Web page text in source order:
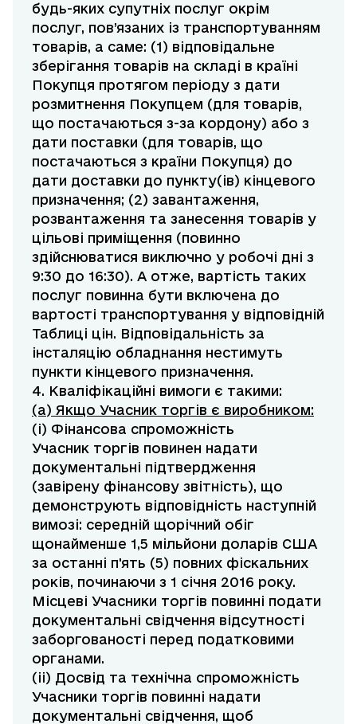
будь-яких супутніх послуг окрім
послуг, пов’язаних із транспортуванням
товарів, а саме: (1) відповідальне
зберігання товарів на складі в країні
Покупця протягом періоду з дати
розмитнення Покупцем (для товарів,
що постачаються з-за кордону) або з
дати поставки (для товарів, що
постачаються з країни Покупця) до
дати доставки до пункту(ів) кінцевого
призначення; (2) завантаження,
розвантаження та занесення товарів у
цільові приміщення (повинно
здійснюватися виключно у робочі дні з
9:30 до 16:30). А отже, вартість таких
послуг повинна бути включена до
вартості транспортування у відповідній
Таблиці цін. Відповідальність за
інсталяцію обладнання нестимуть
пункти кінцевого призначення.
4. Кваліфікаційні вимоги є такими:
(a) Якщо Учасник торгів є виробником:
(i) Фінансова спроможність
Учасник торгів повинен надати
документальні підтвердження
(завірену фінансову звітність), що
демонструють відповідність наступній
вимозі: середній щорічний обіг
щонайменше 1,5 мільйони доларів США
за останні п'ять (5) повних фіскальних
років, починаючи з 1 січня 2016 року.
Місцеві Учасники торгів повинні подати
документальні свідчення відсутності
заборгованості перед податковими
органами.
(ii) Досвід та технічна спроможність
Учасники торгів повинні надати
документальні свідчення, щоб